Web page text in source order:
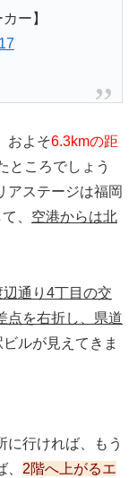
ー】
およそ6.3kmの距
ところでしょう
アステージは福岡
、 空港からは北
通り4丁目の交
点を右折し、県道
ルが見えてきま
に行ければ、もう
2階へ上がるエ